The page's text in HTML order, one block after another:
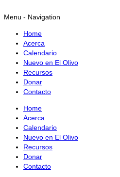
Menu - Navigation
Home
Acerca
Calendario
Nuevo en El Olivo
Recursos
Donar
Contacto
Home
Acerca
Calendario
Nuevo en El Olivo
Recursos
Donar
Contacto